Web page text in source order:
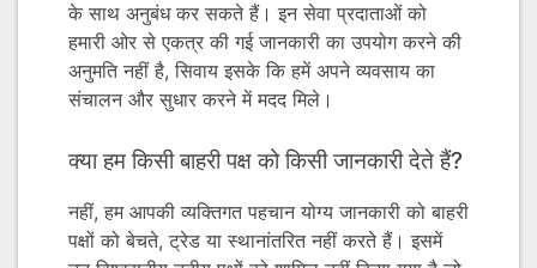
के साथ अनुबंध कर सकते हैं। इन सेवा प्रदाताओं को
हमारी ओर से एकत्र की गई जानकारी का उपयोग करने की
अनुमति नहीं है, सिवाय इसके कि हमें अपने व्यवसाय का
संचालन और सुधार करने में मदद मिले।
क्या हम किसी बाहरी पक्ष को किसी जानकारी देते हैं?
नहीं, हम आपकी व्यक्तिगत पहचान योग्य जानकारी को बाहरी
पक्षों को बेचते, ट्रेड या स्थानांतरित नहीं करते हैं। इसमें